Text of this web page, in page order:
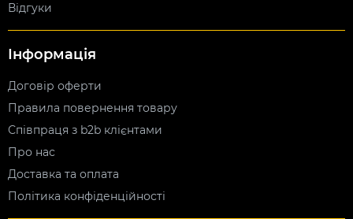
Відгуки
Інформація
Договір оферти
Правила повернення товару
Співпраця з b2b клієнтами
Про нас
Доставка та оплата
Політика конфіденційності